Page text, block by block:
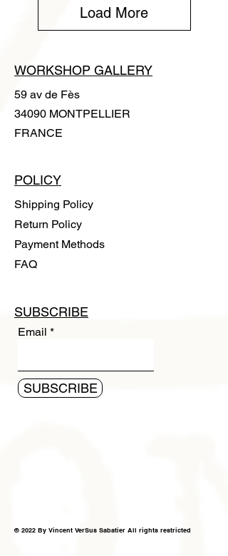
Load More
WORKSHOP GALLERY
59 av de Fès
34090 MONTPELLIER
FRANCE
POLICY
Shipping Policy
Return Policy
Payment Methods
FAQ
SUBSCRIBE
Email
SUBSCRIBE
© 2022 By Vincent VerSus Sabatier All rights restricted